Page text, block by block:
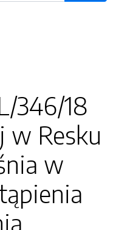
346/18
w Resku
w